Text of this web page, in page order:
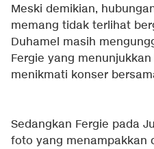
Meski demikian,
memang tidak terlihat
Duhamel masih
Fergie yang
menikmati konser
Sedangkan Fergie pada
foto yang menampakkan